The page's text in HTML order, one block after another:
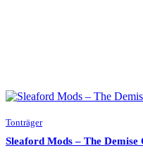
Tonträger
Sleaford Mods – The Demise